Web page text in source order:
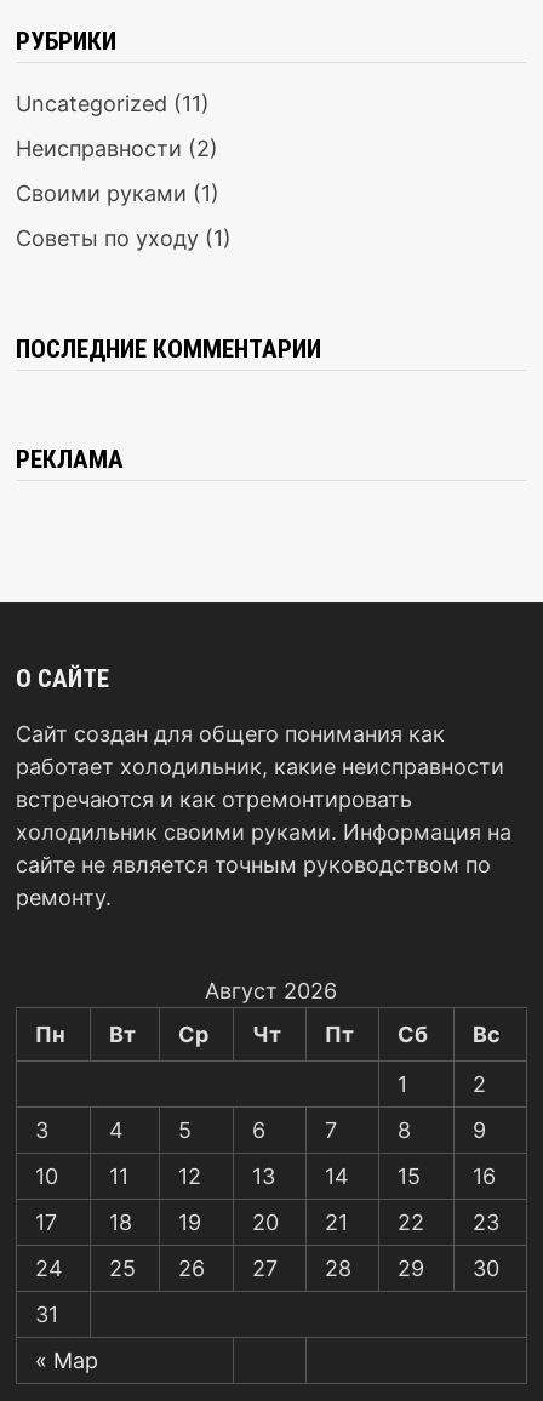
РУБРИКИ
Uncategorized (11)
Неисправности (2)
Своими руками (1)
Советы по уходу(1)
ПОСЛЕДНИЕ КОММЕНТАРИИ
РЕКЛАМА
О САЙТЕ
Сайт создан для общего понимания как
работает холодильник, какие неисправности
встречаются и как отремонтировать
холодильник своими руками. Информация на
сайте не является точным руководством по
ремонту.
Август 2026
Пн
Вт Ср Чт Пт Сб Вс
« Мар
1
2
3
4 5 6 7 8
9
10
11 12 13 14 15
16
17
18 19 20 21 22
23
24
25 26 27 28 29
30
31